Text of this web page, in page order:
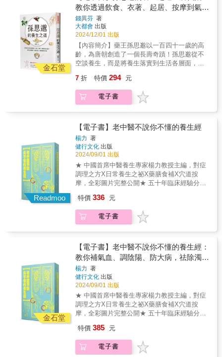
發：(一)整體。人是一個複雜的整體，任何局部
病變都和整體有著密切的關係，因此，在認識
疾病時，我們需要始終從整體出發。(二)平衡。
任何疾病的產生都是整體平衡遭到破壞的結
果，而平衡的不同環節遭到破壞會產生不同的
症狀，因此，我們可以通過對人體外在症狀來
判斷體內平衡的破壞情況，從而掌握疾病的本
孤立地將五臟歸屬於五行，而是以五行之間的
相生、相剋關係來探索五臟之間的相互聯繫、
相互制約而達到整體動態平衡的關係。例如
的體會，生氣或發怒往往會使食欲下降，甚至
會出現胃脘脹悶、噯腐吞酸等消化不良的症
狀，這是因為生氣或發怒是肝木過度旺盛的表
現，肝木過旺則對脾土剋制過度，導致脾的運
化飲食功能下降，從而出現上述症狀。 各
臟腑相生相剋，從而使人體整體達到動態平衡
的狀態，這種動態平衡的狀態就是人體健康的
本質所在。而這個動態平衡一旦遭到破壞，人
體就會出現各種疾病。 什麼是「治病八
外來邪氣，補充自身正氣」這個原則來進行。
中醫通過望、聞、問、切所獲得的各種證據來
了解和判斷疾病的虛實情況，並根據疾病虛實
而分別採用「補虛」或是「祛邪」的治療方
法。在補虛和祛邪的原則上，又可以演化出豐
富多彩的治法，清代醫家程鐘齡根據歷代醫家
的治療經驗，歸納出八種主要的治法，這就是
沿用至今的「治病八法」：汗法、吐法、下
法、和法、溫法、清法、消法和補法。 汗
法，就是通過發汗來治療疾病的一種方法；
吐法是通過藥物以及外界刺激，使人體產生嘔
吐以去除停留在咽喉、胸膈、胃脘等部位的痰
是通過通大便這種方式，使停留在人體下部的
宿食、燥屎、冷積、瘀血、結痰、水飲等病理
物質從下竅排出，達到祛邪除病目的的一種治
基礎思想與理論的最佳入門書。走近中醫，走
近我們的身體── 傳統醫學根源之一是豐富
多樣的文獻，而其中更需要有白話解讀的基礎
概論書，唐雲《走近中醫》是相當重要之參考
著作。──陳麒方（台灣中醫臨床醫學會 理事
長） 到底什麼是中醫？中醫看病治病的依
據何在？中醫理論的科學性何在？只有真正弄
清楚了這些問題，我們才能辨別中醫的真偽，
才能理直氣壯地說中醫是科學的，才有理由把
這樣中醫才能真正得到發展和進步。──唐雲
（作者）【精彩內容摘要】 從「整體─平
衡」理論到「五行」 所謂「整體─平衡」，
發：(一)整體。人是一個複雜的整體，任何局部
病變都和整體有著密切的關係，因此，在認識
疾病時，我們需要始終從整體出發。(二)平衡。
任何疾病的產生都是整體平衡遭到破壞的結
果，而平衡的不同環節遭到破壞會產生不同的
症狀，因此，我們可以通過對人體外在症狀來
判斷體內平衡的破壞情況，從而掌握疾病的本
孤立地將五臟歸屬於五行，而是以五行之間的
相生、相剋關係來探索五臟之間的相互聯繫、
相互制約而達到整體動態平衡的關係。例如
的體會，生氣或發怒往往會使食欲下降，甚至
會出現胃脘脹悶、噯腐吞酸等消化不良的症
狀，這是因為生氣或發怒是肝木過度旺盛的表
現，肝木過旺則對脾土剋制過度，導致脾的運
化飲食功能下降，從而出現上述症狀。 各
臟腑相生相剋，從而使人體整體達到動態平衡
的狀態，這種動態平衡的狀態就是人體健康的
本質所在。而這個動態平衡一旦遭到破壞，人
體就會出現各種疾病。 什麼是「治病八
法」？ 中醫的任何治法都是圍繞著「祛除
中醫通過望、聞、問、切所獲得的各種證據來
了解和判斷疾病的虛實情況，並根據疾病虛實
亡的認識，讓你能善養吾身，年雖近百，形如
童子。道家自然主義的生死觀認為作為生命個
體不必為生而喜，為死而憂，但作為自然造化
的一員，個人還是應該積極參與到大化流行之
中，努力活夠自然所賦予給我們的生命時限。
要盡力「保身」、「全生」、「養親」、「盡
年」，以求成為「終其天年而不中道夭者」，
積極高揚個體生命價值，充分維護生命的尊
嚴，
金石堂
教你透過飲食、衣著、起居、按摩到氣功
著手，讓你返璞歸真、延齡回春，健健康
康活百歲
錢異芬 著
大都會 出版
2024/12/01 出版
【內容簡介】藥王孫思邈以一百四十一歲的高
齡，為唐朝創造了一個長壽奇蹟！孫思邈從不
空談養生，而是將養生落實到生活各層面，從
摩、氣功等保健小動作，教你善用古人的智
慧，掌握自己的健康與壽命。著名的醫藥學家
孫思邈，在「人生七十古來稀」的唐代，活了
集結成著作，成為後人奉為圭臬的養生寶典。
季節養身法─順應天時以調節氣息，免除疾患辟
穀養身術─適當節食以清腸排毒，提高吸收天竺
國按摩法─肢體運動以疏通經絡，祛病強身黃帝
內視法─觀察身體以化解干擾，激發能量觀禪法
─靜坐修行以心定氣和、精神愉悅日月星光禹步
法─步行吐納以吸取精華、天人合一孫思邈各種
珍貴的「養生之道」，備受後人尊崇且流傳至
今，只要你確切實行於生活當中，就等於向健
7 折 特價 294 元
電子書
Readmoo
【電子書】老中醫不說你不懂的養生經
楊力 著
健行文化 出版
2024/09/01 出版
★ 中國首席中醫養生專家楊力教授主編，對症
調理之方X日常養生之祕X藥膳食補X穴道按
摩，全彩圖片完整公開★ 五十年臨床經驗分享
代新寵★ 揭開現代人慢性病的根源，教你補氣
血、調陰陽、防大病★ 掌握養生要點，識破謠
言和迷思＊針對目前社會普遍關注的養生議
瘀、火、毒，並具體告訴讀者預防和破解的方
法，健康活過一百歲。＊針對當下壓力大、抑
鬱症多發的情況，告訴讀者如何通過中醫獨到
的情志調理法改善不良情緒，不生氣就不會生
病。＊教讀者掌握補氣血、調陰陽、防大病的
方法和妙招，解決99%的健康隱患。＊針對男
性和女性不同的生理特點，給出對應的養生方
案，讀者可以根據自身情況對號入座，精準調
理。＊針對日常生活中的常見病，給出對症調
理方案，小病小痛在家就可以調理。本書根據
生活壓力大、生活及飲食不規律等諸多現象，
提出全新的養生指導方案，幫助讀者擺脫亞健
特價 336 元
電子書
金石堂
【電子書】老中醫不說你不懂的養生經：
教你補氣血、調陰陽、防大病，祛除濁、
瘀、火、毒體質
楊力 著
健行文化 出版
2024/09/01 出版
★ 中國首席中醫養生專家楊力教授主編，對症
調理之方X日常養生之祕X藥膳食補X穴道按
摩，全彩圖片完整公開★ 五十年臨床經驗分享
代新寵★ 揭開現代人慢性病的根源，教你補氣
血、調陰陽、防大病★ 掌握養生要點，識破謠
言和迷思＊針對目前社會普遍關注的養生議
特價 385 元
電子書